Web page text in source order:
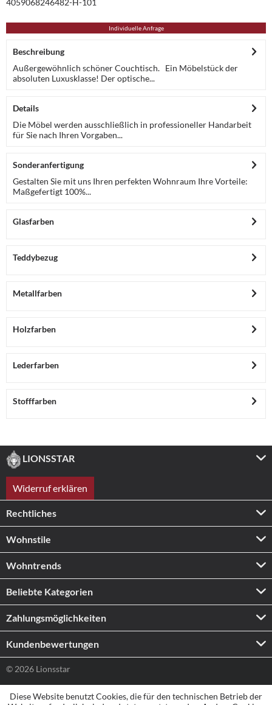
4059068246482-H-101
Individuelle Anfrage
Beschreibung
Außergewöhnlich schöner Couchtisch. Ein Möbelstück der
absoluten Luxusklasse! Der optische...
Details
Die Möbel werden ausschließlich in professioneller Handarbeit
für Sie nach Ihren Vorgaben...
Sonderanfertigung
Gestalten Sie mit uns Ihren perfekten Wohnraum Ihre Vorteile:
Maßgefertigt 100%...
Glasfarben
Teddybezug
Metallfarben
Holzfarben
Lederfarben
Stofffarben
LIONSSTAR
Widerruf erklären
Rechtliches
Wohnstile
Wohntrends
Beliebte Kategorien
Zahlungs­möglichkeiten
Kundenbewertungen
© 2026 Lionsstar
Diese Website benutzt Cookies, die für den technischen Betrieb der